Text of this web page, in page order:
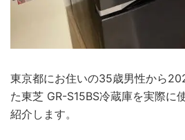
東京都にお住いの35歳男性から
た東芝 GR-S15BS冷蔵庫を実際に
紹介します。